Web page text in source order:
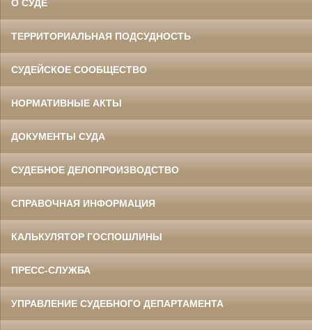
О СУДЕ
ТЕРРИТОРИАЛЬНАЯ ПОДСУДНОСТЬ
СУДЕЙСКОЕ СООБЩЕСТВО
НОРМАТИВНЫЕ АКТЫ
ДОКУМЕНТЫ СУДА
СУДЕБНОЕ ДЕЛОПРОИЗВОДСТВО
СПРАВОЧНАЯ ИНФОРМАЦИЯ
КАЛЬКУЛЯТОР ГОСПОШЛИНЫ
ПРЕСС-СЛУЖБА
УПРАВЛЕНИЕ СУДЕБНОГО ДЕПАРТАМЕНТА